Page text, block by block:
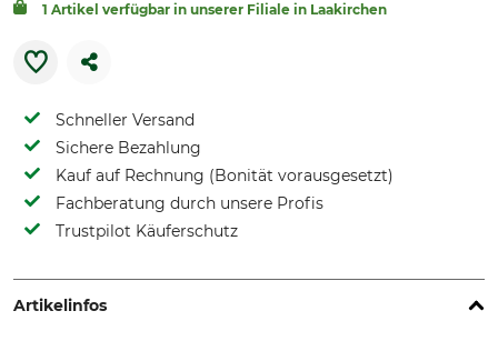
1 Artikel verfügbar in unserer Filiale in Laakirchen
Schneller Versand
Sichere Bezahlung
Kauf auf Rechnung (Bonität vorausgesetzt)
Fachberatung durch unsere Profis
Trustpilot Käuferschutz
Artikelinfos